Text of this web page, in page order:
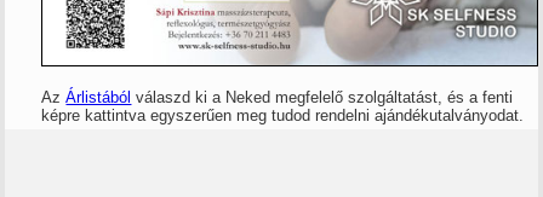
AzÁrlistából válaszd ki a Neked megfelelő szolgáltatást, és a fenti
képre kattintva egyszerűen meg tudod rendelni ajándékutalványodat.